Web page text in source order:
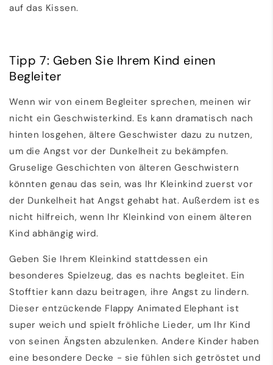
auf das Kissen.
Tipp 7: Geben Sie Ihrem Kind einen
Begleiter
Wenn wir von einem Begleiter sprechen, meinen wir
nicht ein Geschwisterkind. Es kann dramatisch nach
hinten losgehen, ältere Geschwister dazu zu nutzen,
um die Angst vor der Dunkelheit zu bekämpfen.
Gruselige Geschichten von älteren Geschwistern
könnten genau das sein, was Ihr Kleinkind zuerst vor
der Dunkelheit hat Angst gehabt hat. Außerdem ist es
nicht hilfreich, wenn Ihr Kleinkind von einem älteren
Kind abhängig wird.
Geben Sie Ihrem Kleinkind stattdessen ein
besonderes Spielzeug, das es nachts begleitet. Ein
Stofftier kann dazu beitragen, ihre Angst zu lindern.
Dieser entzückende Flappy Animated Elephant ist
super weich und spielt fröhliche Lieder, um Ihr Kind
von seinen Ängsten abzulenken. Andere Kinder haben
eine besondere Decke - sie fühlen sich getröstet und